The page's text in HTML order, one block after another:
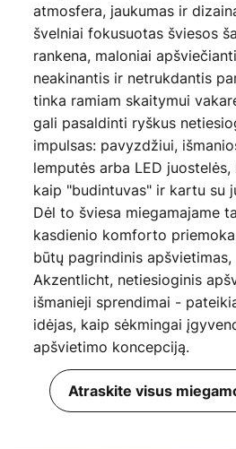
atmosfera, jaukumas ir
švelniai fokusuotas šviesos
rankena, maloniai
neakinantis ir netrukdantis
tinka ramiam skaitymui
gali pasaldinti ryškus
impulsas: pavyzdžiui,
lemputės arba LED
kaip "budintuvas" ir kartu su
Dėl to šviesa miegamajame
kasdienio komforto
būtų pagrindinis
Akzentlicht, netiesioginis
išmanieji sprendimai -
idėjas, kaip sėkmingai
apšvietimo koncepciją.
Atraskite visus